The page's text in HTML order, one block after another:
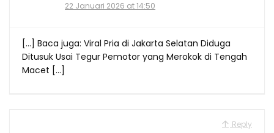
22 Januari 2026 at 14:50
[…] Baca juga: Viral Pria di Jakarta Selatan Diduga
Ditusuk Usai Tegur Pemotor yang Merokok di Tengah
Macet […]
Reply